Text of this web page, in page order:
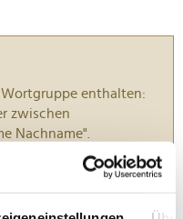
enthalten:
zwischen
Nachname".
man nicht lernen"